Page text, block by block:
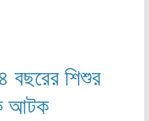
বছরের শিশুর
আটক